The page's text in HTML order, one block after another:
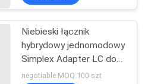
10
Niebieski łącznik
hybrydowy jednomodowy
Simplex Adapter LC do
SC
negotiable MOQ:100 szt